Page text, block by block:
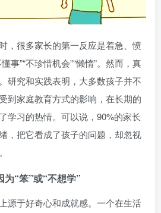
，很多家长的第一反应是着急、愤
事”“不珍惜机会”“懒惰”。然而，真
研究和实践表明，大多数孩子并不
到家庭教育方式的影响，在长期的
学习的热情。可以说，90%的家长
，把它看成了孩子的问题，却忽视
“笨”或“不想学”
源于好奇心和成就感。一个在生活